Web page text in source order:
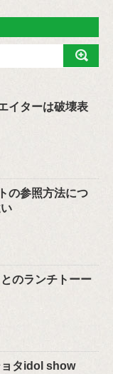
イターは破壊表
の参照方法につ
のランチトーー
タidol show